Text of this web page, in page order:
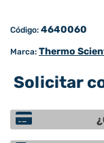
Código: 4640060
Marca: Thermo
Solicitar